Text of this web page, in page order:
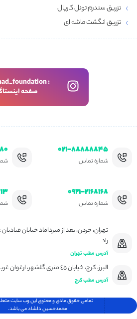
تزریق سندرم تونل کارپال
تزریق انگشت ماشه‌ ای
:
صفحه
۰۲۱-۸۸۸۸۸۸۴۵
شماره تماس
۰۹۲۱-۲۱۶۸۱۶۸
شماره تماس
راد
آدرس مطب تهران
البرز، کرج، خیابان ٤٥ متری گلشهر، ارغوان غربی، بیمارستان مریم، کلینیک درد
آدرس مطب کرج
تمامی حقوق مادی و معنوی این وب سایت
محمدحسین دلشاد می باشد.